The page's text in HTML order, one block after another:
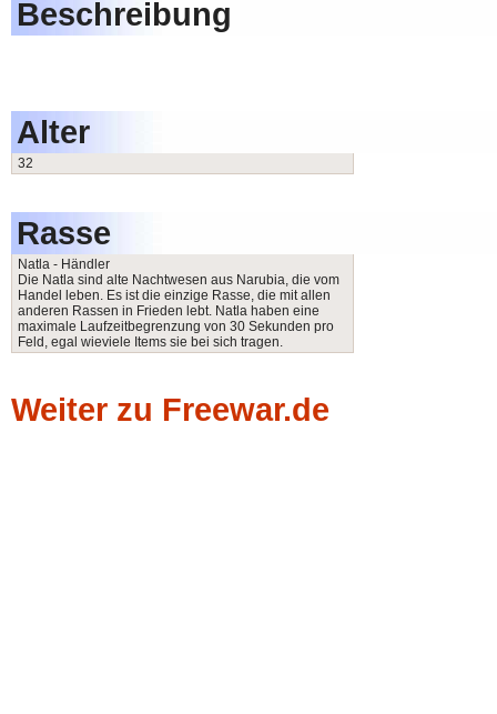
Beschreibung
Alter
32
Rasse
Natla - Händler
Die Natla sind alte Nachtwesen aus Narubia, die vom
Handel leben. Es ist die einzige Rasse, die mit allen
anderen Rassen in Frieden lebt. Natla haben eine
maximale Laufzeitbegrenzung von 30 Sekunden pro
Feld, egal wieviele Items sie bei sich tragen.
Weiter zu Freewar.de